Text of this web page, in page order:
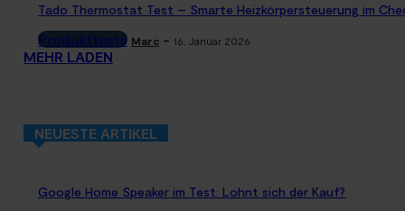
Tado Thermostat Test – Smarte Heizkörpersteuerung im
Produkttests Marc - 16. Januar 2026
MEHR LADEN
NEUESTE ARTIKEL
Google Home Speaker im Test: Lohnt sich der Kauf?